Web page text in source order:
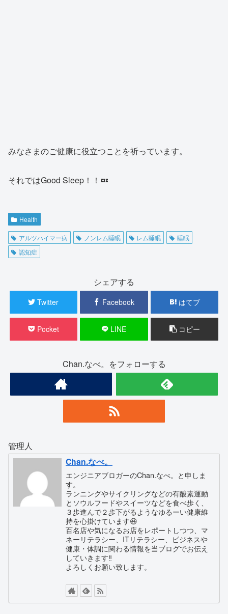
みなさまのご健康に役立つことを祈っています。
それではGood Sleep！！💤
Health
アルツハイマー病 ノンレム睡眠 レム睡眠
睡眠
認知症
シェアする
Twitter Facebook はてブ
Pocket LINE コピー
Chan.なべ。をフォローする
管理人
Chan.なべ。
エンジニアブロガーのChan.なべ。と申しま
す。
ランニングやサイクリングなどの有酸素運動
とソウルフードやスイーツなどを食べ歩く、
３歩進んで２歩下がるようなゆるーい健康維
持を心掛けています😆
百名店や気になるお店をレポートしつつ、マ
ネーリテラシー、ITリテラシー、ビジネスや
健康・体調に関わる情報を当ブログでお伝え
していきます‼️
よろしくお願い致します。